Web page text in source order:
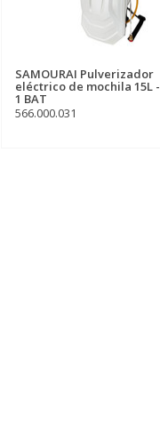
SAMOURAI Pulverizador
eléctrico de mochila 15L -
1 BAT
566.000.031